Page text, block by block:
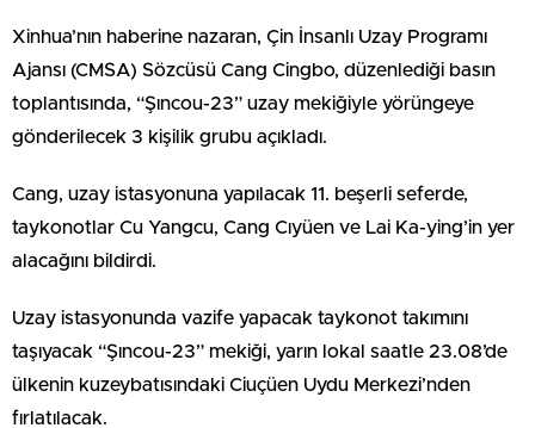
Xinhua’nın haberine nazaran, Çin İnsanlı Uzay Programı
Ajansı (CMSA) Sözcüsü Cang Cingbo, düzenlediği basın
toplantısında, “Şıncou-23” uzay mekiğiyle yörüngeye
gönderilecek 3 kişilik grubu açıkladı.
Cang, uzay istasyonuna yapılacak 11. beşerli seferde,
taykonotlar Cu Yangcu, Cang Cıyüen ve Lai Ka-ying’in yer
alacağını bildirdi.
Uzay istasyonunda vazife yapacak taykonot takımını
taşıyacak “Şıncou-23” mekiği, yarın lokal saatle 23.08’de
ülkenin kuzeybatısındaki Ciuçüen Uydu Merkezi’nden
fırlatılacak.